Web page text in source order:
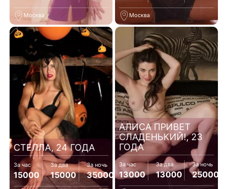
Москва Москва
СТЕЛЛА, 24 ГОДА
За час
15000
За два
15000
За ночь
35000
АЛИСА ПРИВЕТ
СЛАДЕНЬКИЙ!, 23
ГОДА
За час
13000
За два
13000
За ночь
25000